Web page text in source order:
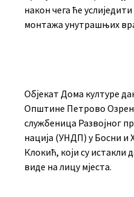
након чега ће
монтажа унутрашњих
Објекат Дома културе
Општине Петрово
службеница Развојног
нација (УНДП) у Босни и
Клокић, који су
виде на лицу мјеста.